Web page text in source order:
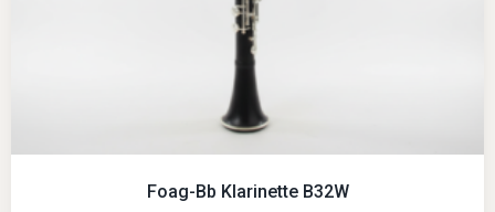
Foag-Bb Klarinette B32W